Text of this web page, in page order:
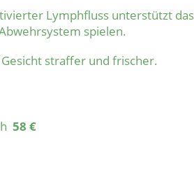
Lymphfluss unterstützt
spielen.
straffer und frischer.
58 €